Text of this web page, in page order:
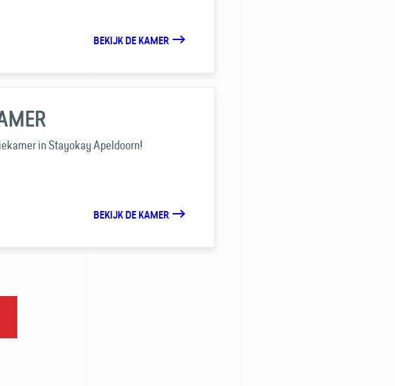
BEKIJK DE KAMER
in Stayokay Apeldoorn!
BEKIJK DE KAMER